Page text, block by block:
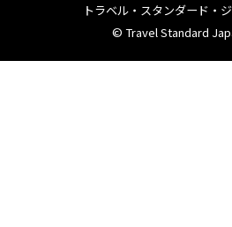
トラベル・スタンダード・
© Travel Standard